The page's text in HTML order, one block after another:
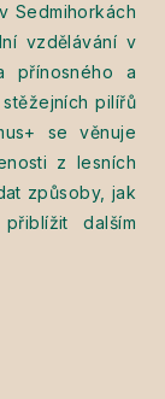
Sedmihorkách
vzdělávání v
přínosného a
pilířů
se věnuje
z lesních
způsoby, jak
dalším